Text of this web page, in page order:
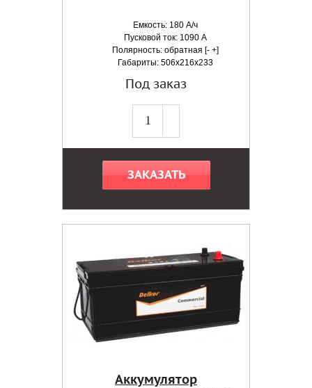
Емкость: 180 А/ч
Пусковой ток: 1090 А
Полярность: обратная [- +]
Габариты: 506x216x233
Под заказ
ЗАКАЗАТЬ
Аккумулятор